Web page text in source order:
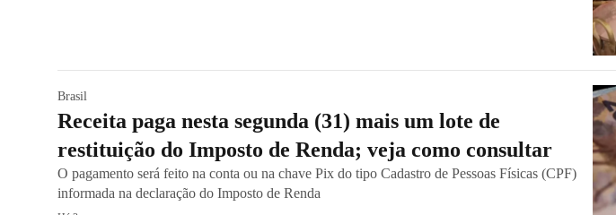
Brasil
Receita paga nesta segunda (31) mais um lote de
restituição do Imposto de Renda; veja como consultar
O pagamento será feito na conta ou na chave Pix do tipo Cadastro de Pessoas Físicas (CPF)
informada na declaração do Imposto de Renda